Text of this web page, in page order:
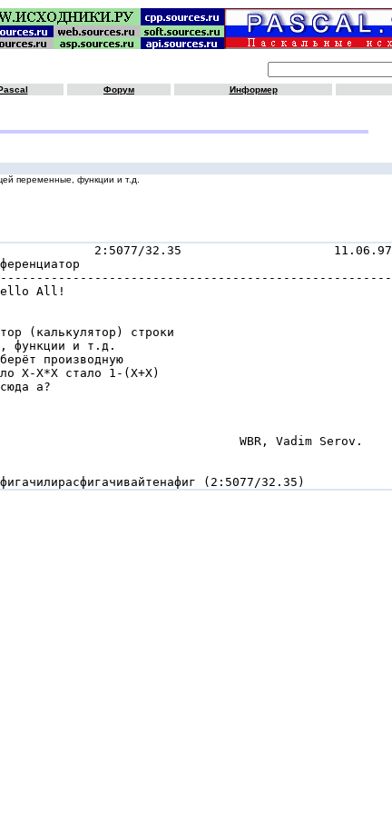
Форум Информер
пеpеменные, фyнкции и т.д.
2:5077/32.35                     11.06.97
All!
(калькyлятоp) cтpоки
фyнкции и т.д.
пpоизводнyю
X-X*X cтало 1-(X+X)
а?
WBR, Vadim Serov.
(2:5077/32.35)